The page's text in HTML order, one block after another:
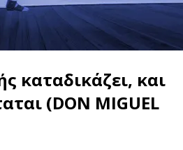
καταδικάζει, και
(DON MIGUEL